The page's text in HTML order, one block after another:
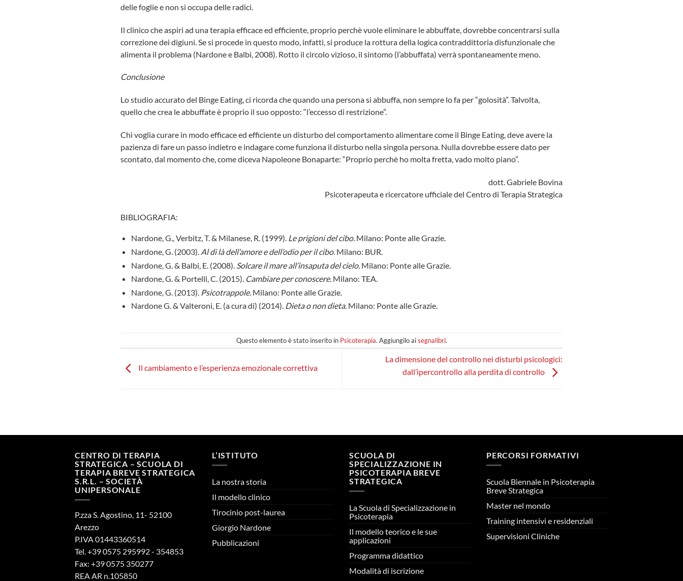
delle foglie e non si occupa delle radici.
Il clinico che aspiri ad una terapia efficace ed efficiente, proprio perchè vuole eliminare le abbuffate, dovrebbe concentrarsi sulla
correzione dei digiuni. Se si procede in questo modo, infatti, si produce la rottura della logica contraddittoria disfunzionale che
alimenta il problema (Nardone e Balbi, 2008). Rotto il circolo vizioso, il sintomo (l’abbuffata) verrà spontaneamente meno.
Conclusione
Lo studio accurato del Binge Eating, ci ricorda che quando una persona si abbuffa, non sempre lo fa per “golosità”. Talvolta,
quello che crea le abbuffate è proprio il suo opposto: “l’eccesso di restrizione”.
Chi voglia curare in modo efficace ed efficiente un disturbo del comportamento alimentare come il Binge Eating, deve avere la
pazienza di fare un passo indietro e indagare come funziona il disturbo nella singola persona. Nulla dovrebbe essere dato per
scontato, dal momento che, come diceva Napoleone Bonaparte: “Proprio perchè ho molta fretta, vado molto piano”.
dott. Gabriele Bovina
Psicoterapeuta e ricercatore ufficiale del Centro di Terapia Strategica
BIBLIOGRAFIA:
Nardone, G., Verbitz, T. & Milanese, R. (1999). Le prigioni del cibo. Milano: Ponte alle Grazie.
Nardone, G. (2003). Al di là dell’amore e dell’odio per il cibo. Milano: BUR.
Nardone, G. & Balbi, E. (2008). Solcare il mare all’insaputa del cielo. Milano: Ponte alle Grazie.
Nardone, G. & Portelli, C. (2015). Cambiare per conoscere. Milano: TEA.
Nardone, G. (2013). Psicotrappole. Milano: Ponte alle Grazie.
Nardone G. & Valteroni, E. (a cura di) (2014). Dieta o non dieta. Milano: Ponte alle Grazie.
Questo elemento è stato inserito in Psicoterapia. Aggiungilo aisegnalibri.
Il cambiamento e l’esperienza emozionale correttiva
La dimensione del controllo nei disturbi psicologici:
dall’ipercontrollo alla perdita di controllo
CENTRO DI TERAPIA
STRATEGICA – SCUOLA DI
TERAPIA BREVE STRATEGICA
S.R.L. – SOCIETÀ
UNIPERSONALE
P.zza S. Agostino, 11- 52100
Arezzo
P.IVA 01443360514
Tel. +39 0575 295992 - 354853
Fax: +39 0575 350277
REA AR n.105850
L’ISTITUTO
La nostra storia
Il modello clinico
Tirocinio post-laurea
Giorgio Nardone
Pubblicazioni
SCUOLA DI
SPECIALIZZAZIONE IN
PSICOTERAPIA BREVE
STRATEGICA
La Scuola di Specializzazione in
Psicoterapia
Il modello teorico e le sue
applicazioni
Programma didattico
Modalità di iscrizione
PERCORSI FORMATIVI
Scuola Biennale in Psicoterapia
Breve Strategica
Master nel mondo
Training intensivi e residenziali
Supervisioni Cliniche